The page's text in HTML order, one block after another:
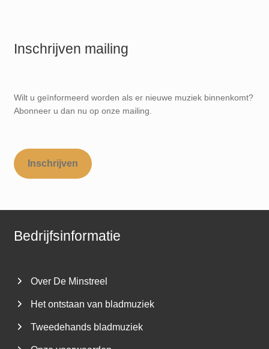
Inschrijven mailing
Wilt u geïnformeerd worden als er nieuwe muziek binnenkomt?
Abonneer u dan nu op onze mailing.
Inschrijven
Bedrijfsinformatie
Over De Minstreel
Het ontstaan van bladmuziek
Tweedehands bladmuziek